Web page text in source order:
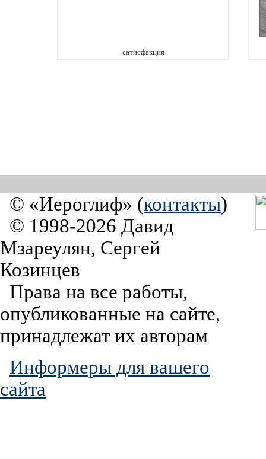
сатисфакция
© «Иероглиф» (контакты)
© 1998-2026 Давид
Мзареулян, Сергей
Козинцев
Права на все работы,
опубликованные на сайте,
принадлежат их авторам
Информеры для вашего
сайта